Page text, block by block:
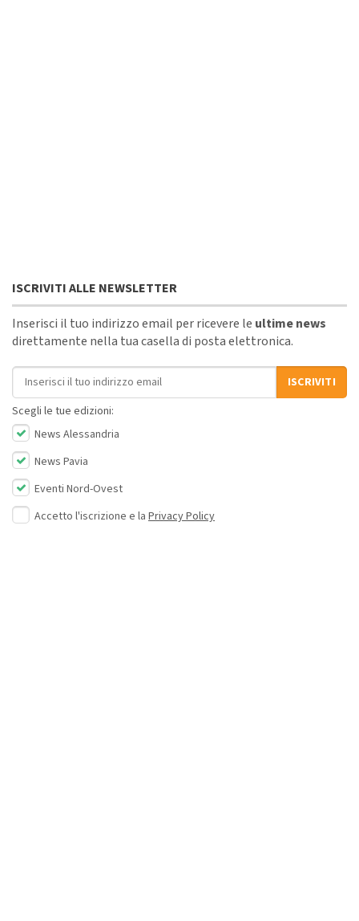
ISCRIVITI ALLE NEWSLETTER
Inserisci il tuo indirizzo email per ricevere le ultime news
direttamente nella tua casella di posta elettronica.
Indirizzo email
ISCRIVITI
Scegli le tue edizioni:
News Alessandria
News Pavia
Eventi Nord-Ovest
Accetto l'iscrizione e la Privacy Policy